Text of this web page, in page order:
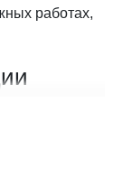
работах,
–